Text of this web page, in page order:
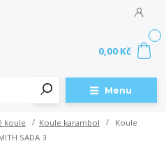
Menu
0,00 Kč
koule Koule karambol
Koule
SADA 3